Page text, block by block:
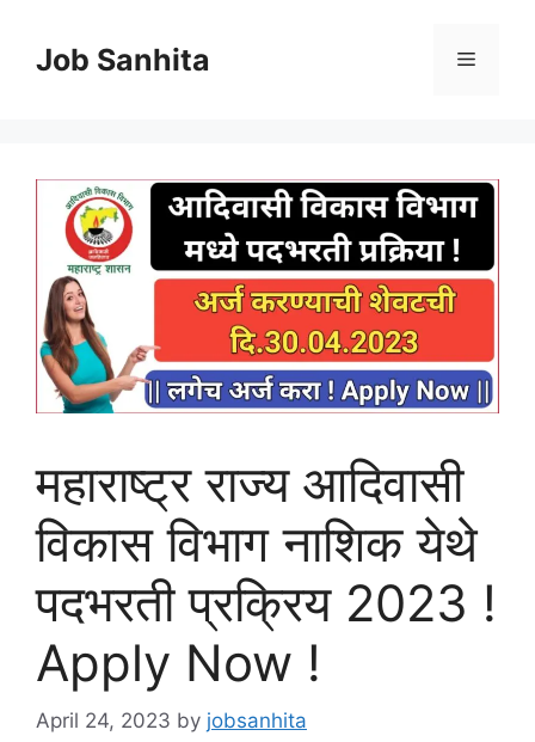
contentJob Sanhita Menu
महाराष्ट्र राज्य आदिवासी
विकास विभाग नाशिक येथे
पदभरती प्रक्रिय 2023 !
Apply Now !
April 24, 2023 by jobsanhita